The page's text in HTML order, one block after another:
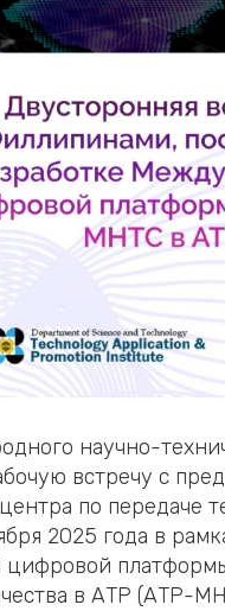
научно-
встречу с
по передаче
2025 года в
в АТР (АТР-